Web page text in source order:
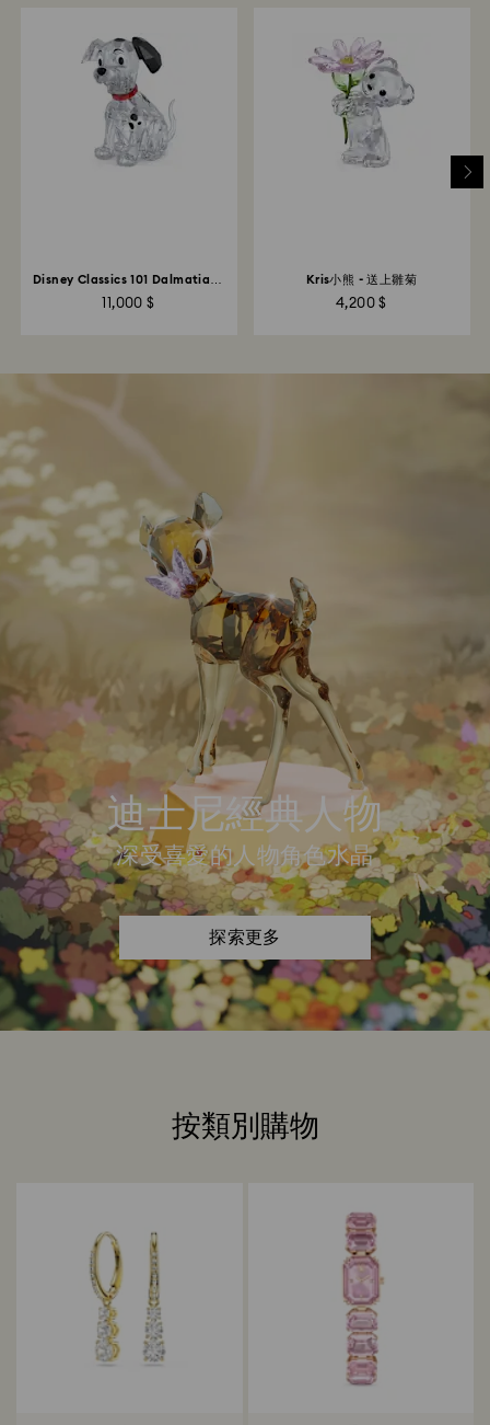
Disney Classics 101 Dalmatians
- Lucky
11,000 $
Kris小熊 - 送上雛菊
4,200 $
迪士尼經典人物
深受喜愛的人物角色水晶
探索更多
按類別購物